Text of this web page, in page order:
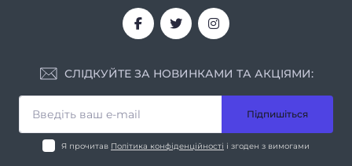
СЛІДКУЙТЕ ЗА НОВИНКАМИ ТА АКЦІЯМИ:
Підпишіться
Я прочитав Політика конфіденційності і згоден з вимогами